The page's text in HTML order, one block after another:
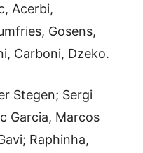
Acerbi,
Gosens,
Carboni, Dzeko.
Stegen; Sergi
Garcia, Marcos
Raphinha,